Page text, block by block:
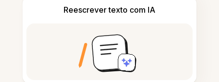
Reescrever texto com IA